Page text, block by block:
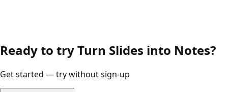
Ready to try Turn Slides into Notes?
Get started — try without sign-up